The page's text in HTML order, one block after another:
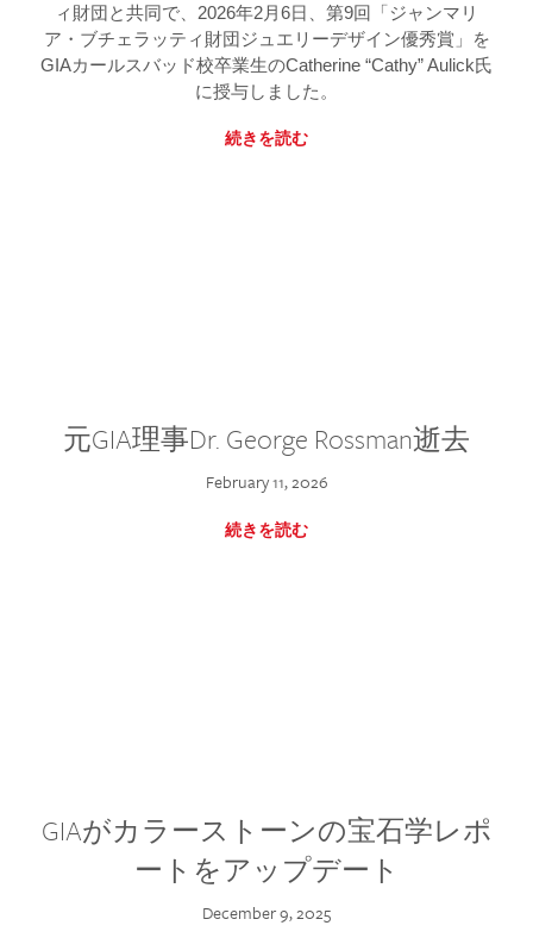
ィ財団と共同で、2026年2月6日、第9回「ジャンマリ
ア・ブチェラッティ財団ジュエリーデザイン優秀賞」を
GIAカールスバッド校卒業生のCatherine “Cathy” Aulick氏
に授与しました。
続きを読む
元GIA理事Dr. George Rossman逝去
February 11, 2026
続きを読む
GIAがカラーストーンの宝石学レポ
ートをアップデート
December 9, 2025